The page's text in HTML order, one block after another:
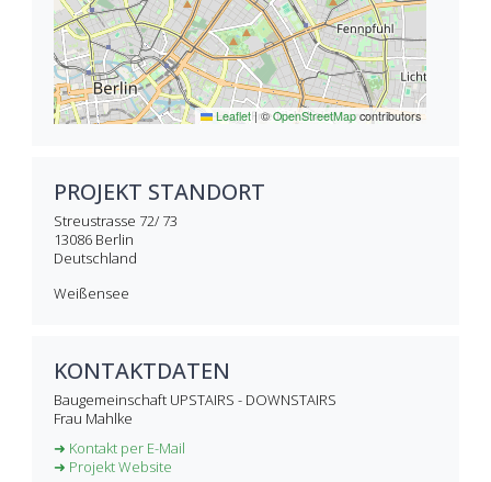
Leaflet |©OpenStreetMap contributors
PROJEKT STANDORT
Streustrasse 72/ 73
13086 Berlin
Deutschland
Weißensee
KONTAKTDATEN
Baugemeinschaft UPSTAIRS - DOWNSTAIRS
Frau Mahlke
➜ Kontakt per E-Mail
➜ Projekt Website